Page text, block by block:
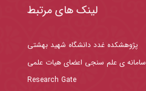
لینک های مرتبط
پژوهشکده غدد دانشگاه شهید بهشتی
سامانه ی علم سنجی اعضای هیات علمی
Research Gate